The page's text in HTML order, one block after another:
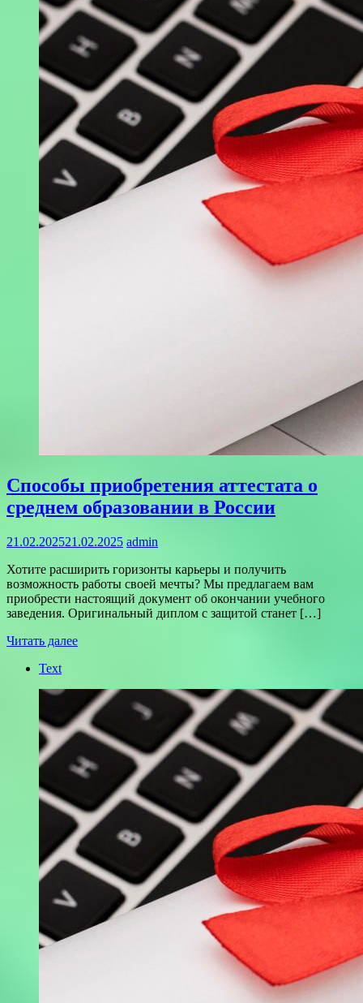
Способы приобретения аттестата о
среднем образовании в России
21.02.202521.02.2025 admin
Хотите расширить горизонты карьеры и получить
возможность работы своей мечты? Мы предлагаем вам
приобрести настоящий документ об окончании учебного
заведения. Оригинальный диплом с защитой станет […]
Читать далее
Text